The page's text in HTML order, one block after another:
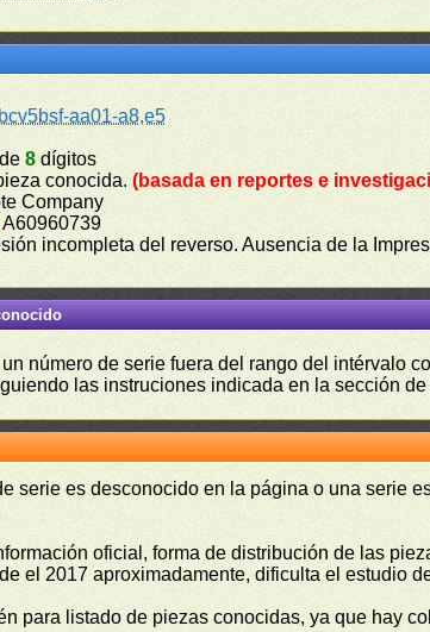
aa01-a8,e5
8 dígitos
conocida.(basada en reportes e
Company
A60960739
incompleta del reverso. Ausencia de la
número de serie fuera del rango del intérvalo
las instruciones indicada en la sección
serie es desconocido en la página o una serie
oficial, forma de distribución de las
el 2017 aproximadamente, dificulta el estudio
para listado de piezas conocidas, ya que hay